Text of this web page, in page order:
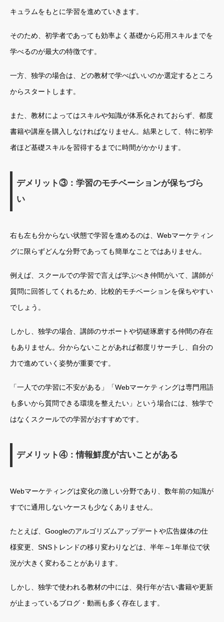
キュラムをもとに学習を進めていきます。
そのため、初学者であっても効率よく基礎から応用スキルまでを
学べるのが最大の特徴です。
一方、独学の場合は、どの教材で学べばいいのか選定するところ
からスタートします。
また、教材によってはスキルや知識が体系化されておらず、都度
書籍や講座を購入しなければなりません。結果として、特に初学
者ほど基礎スキルを習得するまでに時間がかかります。
デメリット③：学習のモチベーションが保ちづら
い
右も左も分からない状態で学習を進めるのは、Webマーケティン
グに限らずどんな分野であっても簡単なことではありません。
例えば、スクールでの学習で言えば学ぶべき仲間がいて、講師が
質問に回答してくれるため、比較的モチベーションを保ちやすい
でしょう。
しかし、独学の場合、講師のサポートや切磋琢磨する仲間の存在
もありません。分からないことがあれば都度リサーチし、自分の
力で進めていく姿勢が重要です。
「一人での学習に不安がある」「Webマーケティングは専門用語
も多いから質問できる環境を整えたい」という場合には、独学で
はなくスクールでの学習がおすすめです。
デメリット④：情報鮮度が古いことがある
Webマーケティングは変化の激しい分野であり、数年前の知識が
すでに通用しないケースも少なくありません。
たとえば、Googleのアルゴリズムアップデートや広告媒体の仕
様変更、SNSトレンドの移り変わりなどは、半年～1年単位で状
況が大きく変わることがあります。
しかし、独学で使われる教材の中には、発行年が古い書籍や更新
が止まっているブログ・動画も多く存在します。